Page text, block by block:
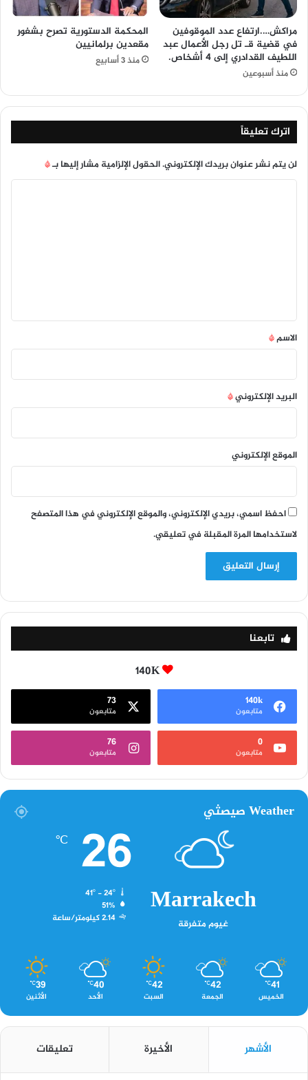
مراكش….ارتفاع عدد الموقوفين
في قضية قـ تل رجل الأعمال عبد
اللطيف القدادري إلى 4 أشخاص.
منذ أسبوعين
المحكمة الدستورية تصرح بشغور
مقعدين برلمانيين
منذ 3 أسابيع
اترك تعليقاً
لن يتم نشر عنوان بريدك الإلكتروني.الحقول الإلزامية مشار إليها بـ*
*
الاسم*
البريد الإلكتروني*
الموقع الإلكتروني
احفظ اسمي، بريدي الإلكتروني، والموقع الإلكتروني في هذا المتصفح
لاستخدامها المرة المقبلة في تعليقي.
تابعنا
140K
140k
متابعون
73
متابعون
0
متابعون
76
متابعون
Weather صيصثي
Marrakech
غيوم متفرقة
26
℃
41º - 24º
51%
2.14 كيلومتر/ساعة
41
℃
الخميس
42
℃
الجمعة
42
℃
السبت
40
℃
الأحد
39
℃
الأثنين
الأشهر الأخيرة تعليقات